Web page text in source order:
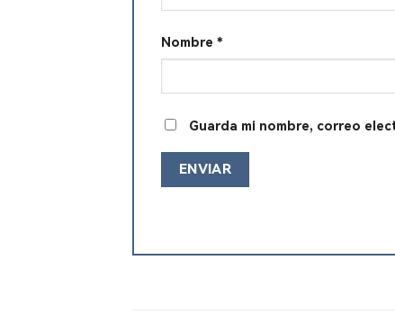
Nombre *
Guarda mi nombre, correo